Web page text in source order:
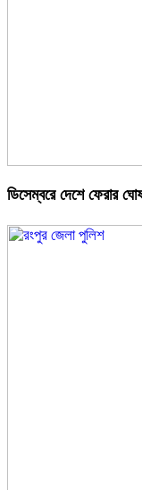
ডিসেম্বরে দেশে ফেরার